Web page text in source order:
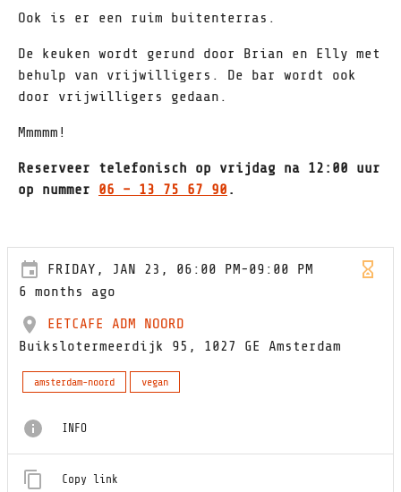
Ook is er een ruim buitenterras.
De keuken wordt gerund door Brian en Elly met
behulp van vrijwilligers. De bar wordt ook
door vrijwilligers gedaan.
Mmmmm!
Reserveer telefonisch op vrijdag na 12:00 uur
op nummer 06 – 13 75 67 90 .
FRIDAY, JAN 23, 06:00 PM-09:00 PM
6 months ago
EETCAFE ADM NOORD
Buikslotermeerdijk 95, 1027 GE Amsterdam
amsterdam-noord vegan
INFO
Copy link